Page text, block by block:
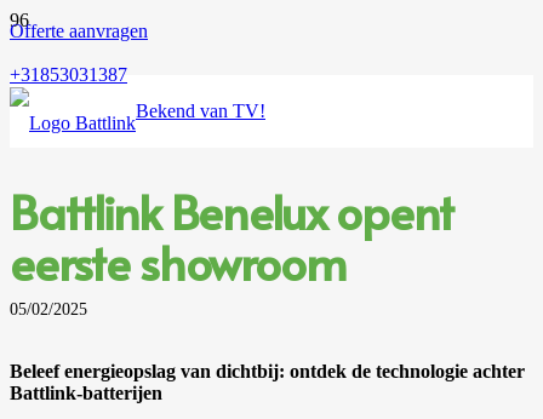
Offerte aanvragen
+31853031387
Bekend van TV!
Battlink Benelux opent
eerste showroom
05/02/2025
Beleef energieopslag van dichtbij: ontdek de technologie achter
Battlink-batterijen